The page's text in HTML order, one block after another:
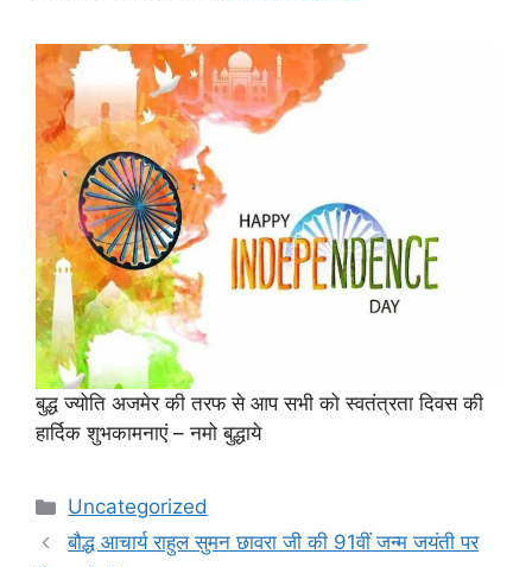
बुद्ध ज्योति अजमेर की तरफ से आप सभी को स्वतंत्रता दिवस की
हार्दिक शुभकामनाएं – नमो बुद्धाये
Categories
Uncategorized
बौद्ध आचार्य राहुल सुमन छावरा जी की 91वीं जन्म जयंती पर